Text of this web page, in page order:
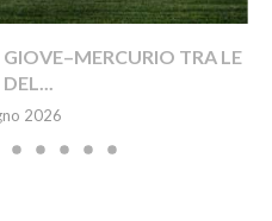
TRA LE
2026